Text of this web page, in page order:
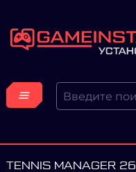
TENNIS MANAGER 26